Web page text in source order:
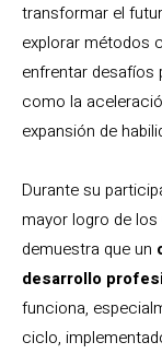
transformar el
explorar métodos
enfrentar desafíos
como la
expansión de
Durante su
mayor logro de
demuestra que un
desarrollo
funciona,
ciclo,